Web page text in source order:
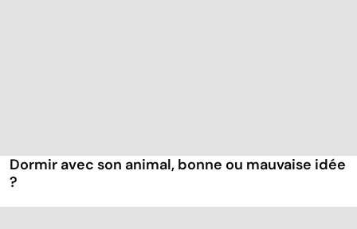
Dormir avec son animal, bonne ou mauvaise idée
?